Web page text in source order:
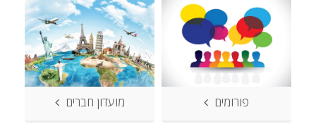
פורומים מועדון חברים